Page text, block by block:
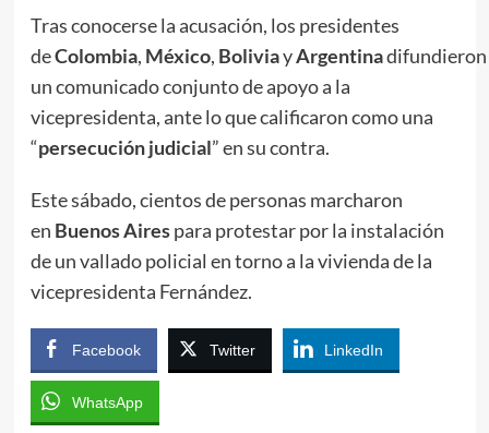
Tras conocerse la acusación, los presidentes
deColombia, México, BoliviayArgentinadifundieron
un comunicado conjunto de apoyo a la
vicepresidenta, ante lo que calificaron como una
“persecución judicial” en su contra.
Este sábado, cientos de personas marcharon
en Buenos Airespara protestar por la instalación
de un vallado policial en torno a la vivienda de la
vicepresidenta Fernández.
Facebook Twitter LinkedIn
WhatsApp